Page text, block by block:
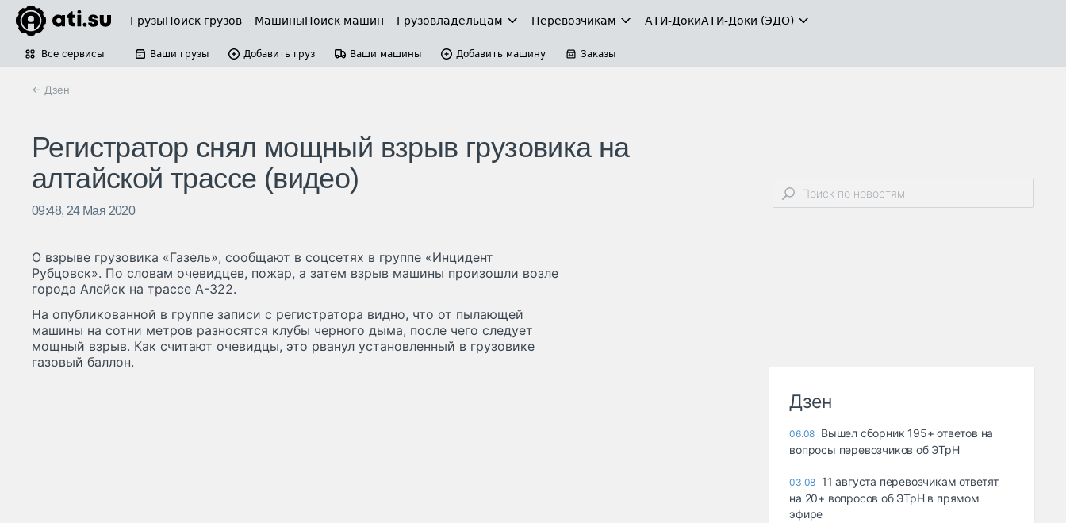
ГрузыПоиск грузов МашиныПоиск машин Грузовладельцам Перевозчикам АТИ-ДокиАТИ-Доки (ЭДО)
Все сервисы Ваши грузы Добавить груз Ваши машины Добавить машину Заказы
← Дзен
Регистратор снял мощный взрыв грузовика на
алтайской трассе (видео)
09:48, 24 Мая 2020
О взрыве грузовика «Газель», сообщают в соцсетях в группе «Инцидент
Рубцовск». По словам очевидцев, пожар, а затем взрыв машины произошли возле
города Алейск на трассе А-322.
На опубликованной в группе записи с регистратора видно, что от пылающей
машины на сотни метров разносятся клубы черного дыма, после чего следует
мощный взрыв. Как считают очевидцы, это рванул установленный в грузовике
газовый баллон.
Дзен
06.08 Вышел сборник 195+ ответов на
вопросы перевозчиков об ЭТрН
03.08 11 августа перевозчикам ответят
на 20+ вопросов об ЭТрН в прямом
эфире